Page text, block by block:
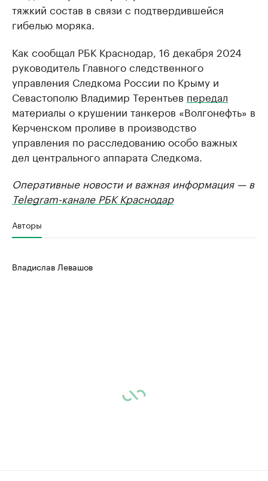
тяжкий состав в связи с подтвердившейся
гибелью моряка.
Как сообщал РБК Краснодар, 16 декабря 2024
руководитель Главного следственного
управления Следкома России по Крыму и
Севастополю Владимир Терентьев передал
материалы о крушении танкеров «Волгонефть» в
Керченском проливе в производство
управления по расследованию особо важных
дел центрального аппарата Следкома.
Оперативные новости и важная информация — в
Telegram-канале РБК Краснодар
Авторы
Владислав Левашов